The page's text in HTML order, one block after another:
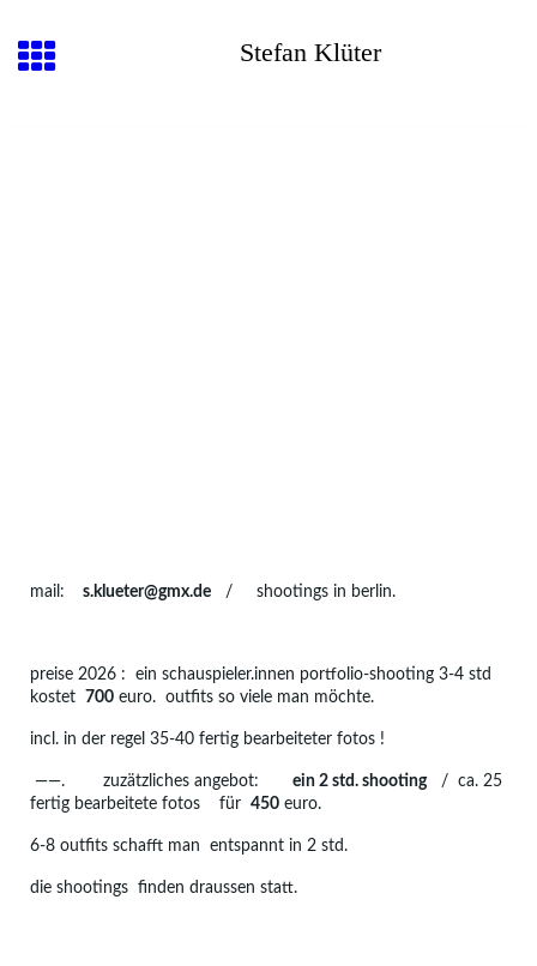
Stefan Klüter
mail: s.klueter@gmx.de / shootings in berlin.
preise 2026 : ein schauspieler.innen portfolio-shooting 3-4 std
kostet 700 euro. outfits so viele man möchte.
incl. in der regel 35-40 fertig bearbeiteter fotos !
——. zuzätzliches angebot: ein 2 std. shooting/ ca. 25
fertig bearbeitete fotos für 450 euro.
6-8 outfits schafft man entspannt in 2 std.
die shootings finden draussen statt.